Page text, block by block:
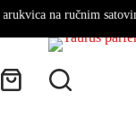
na ručnim satovima